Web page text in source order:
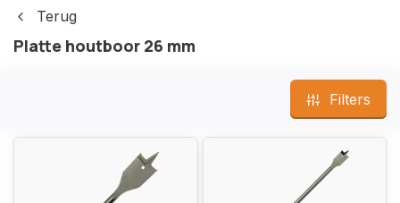
Terug
Platte houtboor 26 mm
Filters